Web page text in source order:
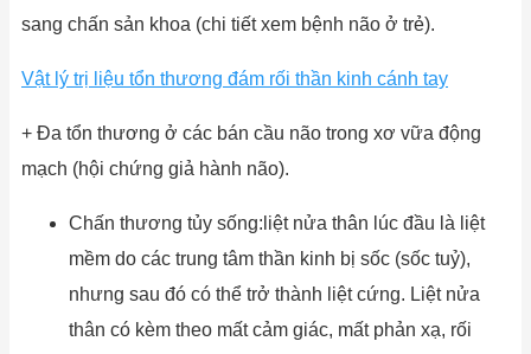
sang chấn sản khoa (chi tiết xem bệnh não ở trẻ).
Vật lý trị liệu tổn thương đám rối thần kinh cánh tay
+ Đa tổn thương ở các bán cầu não trong xơ vữa động
mạch (hội chứng giả hành não).
Chấn thương tủy sống:liệt nửa thân lúc đầu là liệt
mềm do các trung tâm thần kinh bị sốc (sốc tuỷ),
nhưng sau đó có thể trở thành liệt cứng. Liệt nửa
thân có kèm theo mất cảm giác, mất phản xạ, rối